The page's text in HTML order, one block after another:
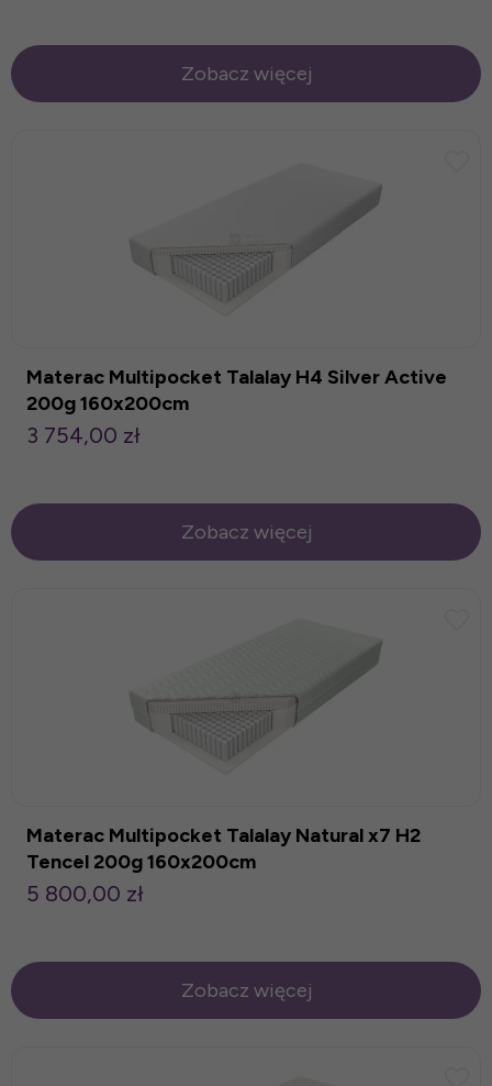
Zobacz więcej
Materac Multipocket Talalay H4 Silver Active
200g 160x200cm
3 754,00 zł
Zobacz więcej
Materac Multipocket Talalay Natural x7 H2
Tencel 200g 160x200cm
5 800,00 zł
Zobacz więcej